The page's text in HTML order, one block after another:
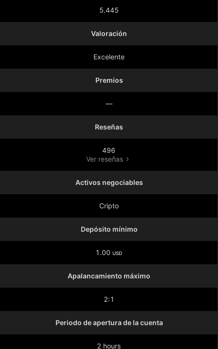
5.445
Valoración
Excelente
Premios
—
Reseñas
496
Ver reseñas
Activos negociables
Cripto
Depósito mínimo
1.00 USD
Apalancamiento máximo
2:1
Periodo de apertura de la cuenta
2 hours